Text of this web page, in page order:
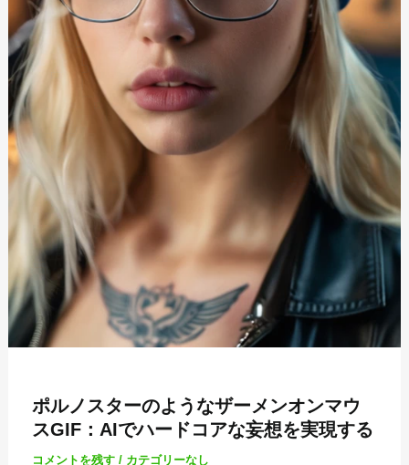
ポルノスターのようなザーメンオンマウ
スGIF：AIでハードコアな妄想を実現する
コメントを残す / カテゴリーなし